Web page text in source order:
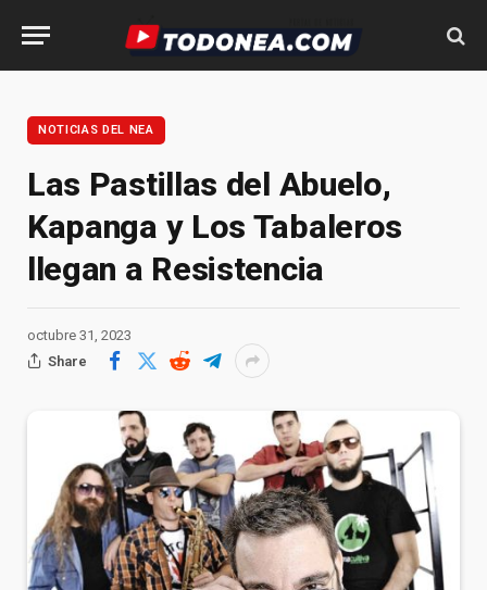
NOTICIAS DEL NEA
Las Pastillas del Abuelo,
Kapanga y Los Tabaleros
llegan a Resistencia
octubre 31, 2023
Share